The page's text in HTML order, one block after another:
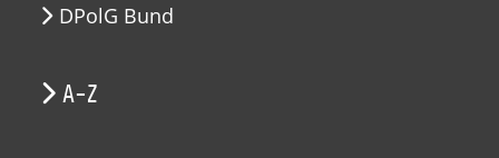
DPolG Bund
A-Z